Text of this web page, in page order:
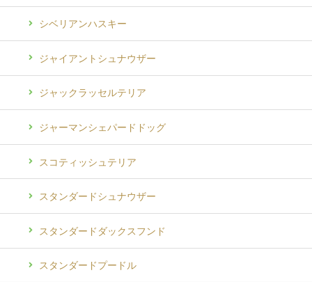
シベリアンハスキー
ジャイアントシュナウザー
ジャックラッセルテリア
ジャーマンシェパードドッグ
スコティッシュテリア
スタンダードシュナウザー
スタンダードダックスフンド
スタンダードプードル